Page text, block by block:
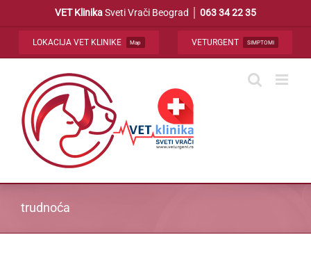
VET KlinikaSveti Vrači Beograd │ 063 34 22 35
LOKACIJA VET KLINIKE Map VETURGENT SIMPTOMI
trudnoća